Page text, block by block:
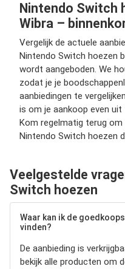
Nintendo Switch
Wibra –
Vergelijk de actuele
Nintendo Switch hoezen
wordt aangeboden. We
zodat je je
aanbiedingen te
is om je aankoop even
Kom regelmatig terug
Nintendo Switch hoezen
Veelgestelde
Switch hoezen
Waar kan ik de
vinden?
De aanbieding is
bekijk alle producten om